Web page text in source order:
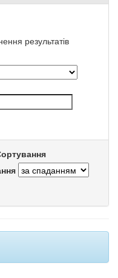
результатів